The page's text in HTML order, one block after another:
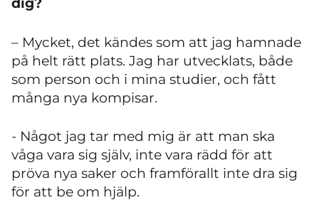
– Mycket, det kändes som att jag hamnade
på helt rätt plats. Jag har utvecklats, både
som person och i mina studier, och fått
många nya kompisar.
- Något jag tar med mig är att man ska
våga vara sig själv, inte vara rädd för att
pröva nya saker och framförallt inte dra sig
för att be om hjälp.